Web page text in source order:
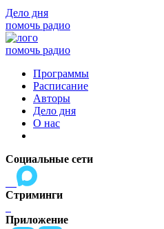
Дело дня
помочь радио
помочь радио
Программы
Расписание
Авторы
Дело дня
О нас
Социальные сети
Стриминги
Приложение